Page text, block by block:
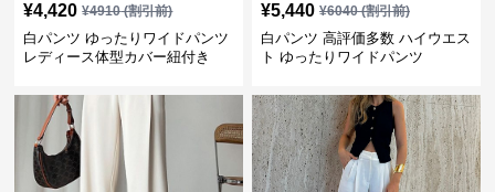
¥4,420 ¥4910(割引前)
白パンツ ゆったりワイドパンツ
レディース体型カバー紐付き
¥5,440 ¥6040(割引前)
白パンツ 高評価多数 ハイウエス
ト ゆったりワイドパンツ